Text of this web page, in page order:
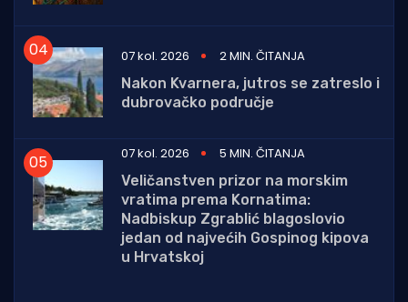
07 kol. 2026
2 MIN. ČITANJA
Nakon Kvarnera, jutros se zatreslo i
dubrovačko područje
07 kol. 2026
5 MIN. ČITANJA
Veličanstven prizor na morskim
vratima prema Kornatima:
Nadbiskup Zgrablić blagoslovio
jedan od najvećih Gospinog kipova
u Hrvatskoj